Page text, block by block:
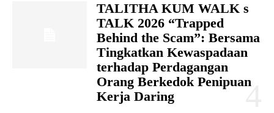
TALITHA KUM WALK s
TALK 2026 “Trapped
Behind the Scam”: Bersama
Tingkatkan Kewaspadaan
terhadap Perdagangan
Orang Berkedok Penipuan
Kerja Daring